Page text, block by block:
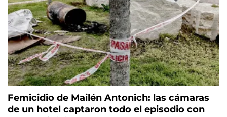
Femicidio de Mailén Antonich: las cámaras
de un hotel captaron todo el episodio con